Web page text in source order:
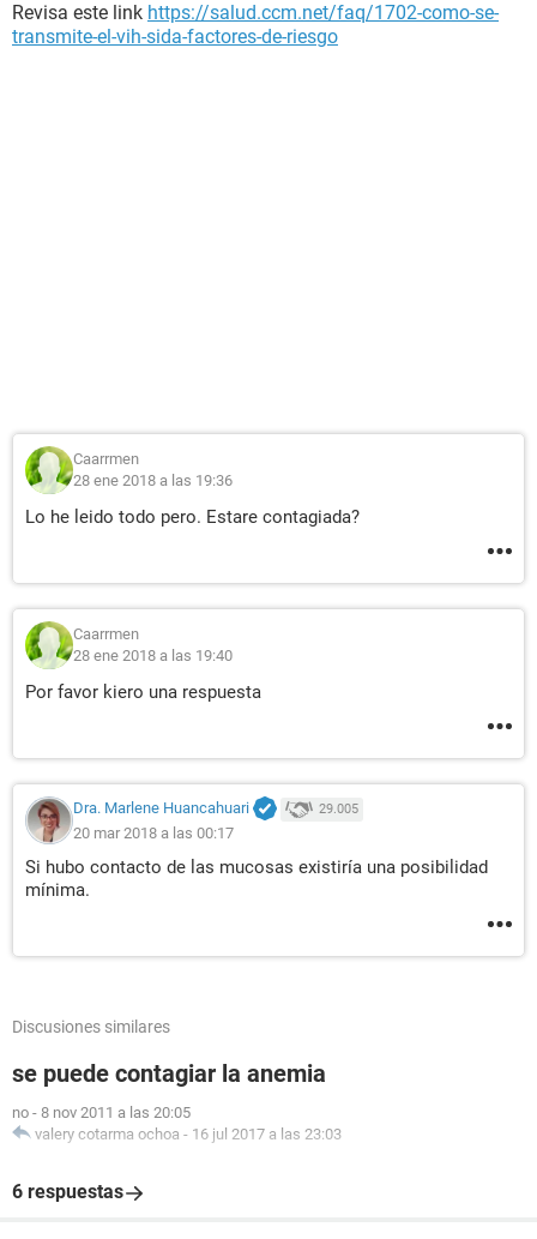
Revisa este link https://salud.ccm.net/faq/1702-como-se-
transmite-el-vih-sida-factores-de-riesgo
Caarrmen
28 ene 2018 a las 19:36
Lo he leido todo pero. Estare contagiada?
Caarrmen
28 ene 2018 a las 19:40
Por favor kiero una respuesta
Dra. Marlene Huancahuari 29.005
20 mar 2018 a las 00:17
Si hubo contacto de las mucosas existiría una posibilidad
mínima.
Discusiones similares
se puede contagiar la anemia
no - 8 nov 2011 a las 20:05
valery cotarma ochoa - 16 jul 2017 a las 23:03
6 respuestas